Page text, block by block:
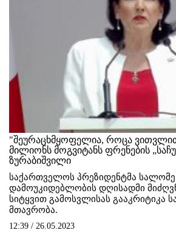
"შეურაცხმყოფელია, როცა
მილიონს მოგვიტანს ფრენების
ზურაბიშვილი
საქართველოს პრეზიდენტმა სალომე
დამოუკიდებლობის დღისადმი
სიტყვით გამოსვლისას გააკრიტიკა
მთავრობა.
12:39 / 26.05.2023